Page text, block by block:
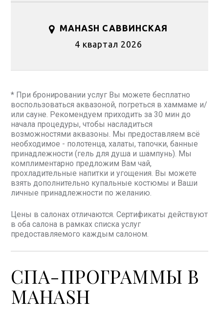
MAHASH САВВИНСКАЯ
4 квартал 2026
* При бронировании услуг Вы можете бесплатно
воспользоваться аквазоной, погреться в хаммаме и/
или сауне. Рекомендуем приходить за 30 мин до
начала процедуры, чтобы насладиться
возможностями аквазоны. Мы предоставляем всё
необходимое - полотенца, халаты, тапочки, банные
принадлежности (гель для душа и шампунь). Мы
комплиментарно предложим Вам чай,
прохладительные напитки и угощения. Вы можете
взять дополнительно купальные костюмы и Ваши
личные принадлежности по желанию.
Цены в салонах отличаются. Сертификаты действуют
в оба салона в рамках списка услуг
предоставляемого каждым салоном.
СПА-ПРОГРАММЫ В
MAHASH